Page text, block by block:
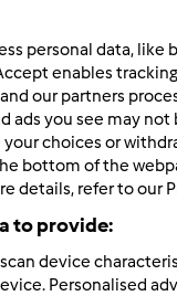
porzione/
4persona/
facile
personal data, like
enables
our partners
ads you see may not
choices or
bottom of the
details, refer to our
to provide:
device
Personalised